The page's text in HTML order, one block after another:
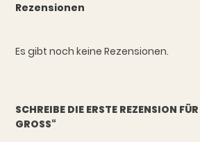
Rezensionen
Es gibt noch keine Rezensionen.
SCHREIBE DIE ERSTE REZENSION
GROSS“